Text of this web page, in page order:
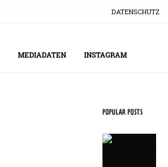
DATENSCHUTZ
MEDIADATEN INSTAGRAM
POPULAR POSTS